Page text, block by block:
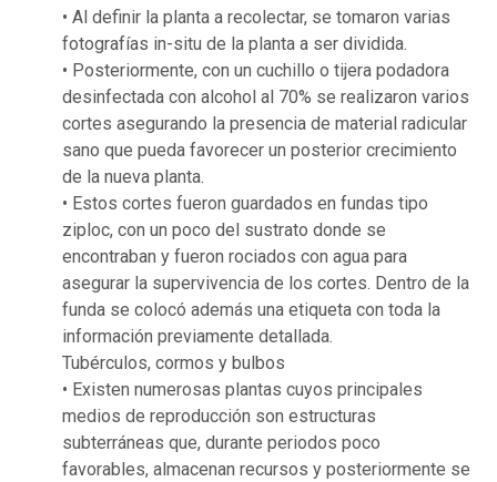
• Al definir la planta a recolectar, se tomaron varias
fotografías in-situ de la planta a ser dividida.
• Posteriormente, con un cuchillo o tijera podadora
desinfectada con alcohol al 70% se realizaron varios
cortes asegurando la presencia de material radicular
sano que pueda favorecer un posterior crecimiento
de la nueva planta.
• Estos cortes fueron guardados en fundas tipo
ziploc, con un poco del sustrato donde se
encontraban y fueron rociados con agua para
asegurar la supervivencia de los cortes. Dentro de la
funda se colocó además una etiqueta con toda la
información previamente detallada.
Tubérculos, cormos y bulbos
• Existen numerosas plantas cuyos principales
medios de reproducción son estructuras
subterráneas que, durante periodos poco
favorables, almacenan recursos y posteriormente se